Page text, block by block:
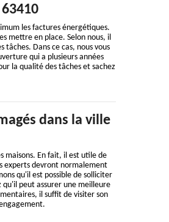
les factures énergétiques.
mettre en place. Selon nous, il
Dans ce cas, nous vous
qui a plusieurs années
la qualité des tâches et sachez
dans la ville
maisons. En fait, il est utile de
experts devront normalement
qu'il est possible de solliciter
peut assurer une meilleure
il suffit de visiter son